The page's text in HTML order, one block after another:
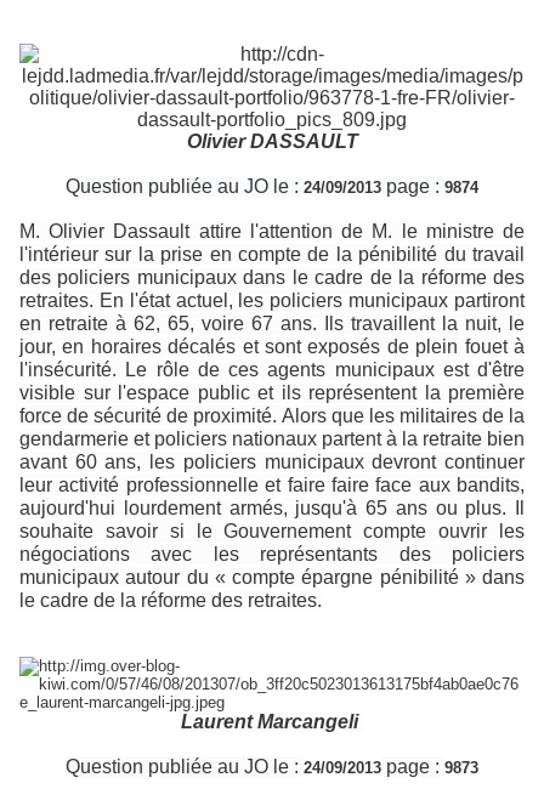
Olivier DASSAULT
Question publiée au JO le : 24/09/2013 page : 9874
M. Olivier Dassault attire l'attention de M. le ministre de
l'intérieur sur la prise en compte de la pénibilité du travail
des policiers municipaux dans le cadre de la réforme des
retraites. En l'état actuel, les policiers municipaux partiront
en retraite à 62, 65, voire 67 ans. Ils travaillent la nuit, le
jour, en horaires décalés et sont exposés de plein fouet à
l'insécurité. Le rôle de ces agents municipaux est d'être
visible sur l'espace public et ils représentent la première
force de sécurité de proximité. Alors que les militaires de la
gendarmerie et policiers nationaux partent à la retraite bien
avant 60 ans, les policiers municipaux devront continuer
leur activité professionnelle et faire faire face aux bandits,
aujourd'hui lourdement armés, jusqu'à 65 ans ou plus. Il
souhaite savoir si le Gouvernement compte ouvrir les
négociations avec les représentants des policiers
municipaux autour du « compte épargne pénibilité » dans
le cadre de la réforme des retraites.
Laurent Marcangeli
Question publiée au JO le : 24/09/2013 page : 9873